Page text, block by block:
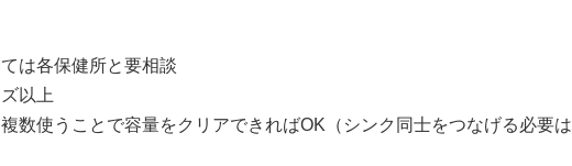
は各保健所と要相談
以上
数使うことで容量をクリアできればOK（シンク同士をつなげる必要は